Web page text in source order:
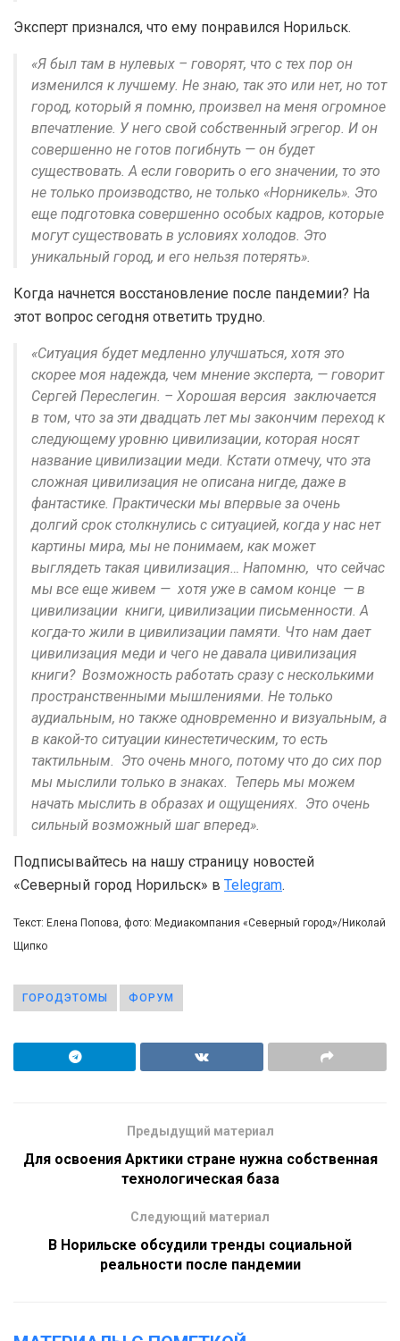
Эксперт признался, что ему понравился Норильск.
«Я был там в нулевых – говорят, что с тех пор он
изменился к лучшему. Не знаю, так это или нет, но тот
город, который я помню, произвел на меня огромное
впечатление. У него свой собственный эгрегор. И он
совершенно не готов погибнуть — он будет
существовать. А если говорить о его значении, то это
не только производство, не только «Норникель». Это
еще подготовка совершенно особых кадров, которые
могут существовать в условиях холодов. Это
уникальный город, и его нельзя потерять».
Когда начнется восстановление после пандемии? На
этот вопрос сегодня ответить трудно.
«Ситуация будет медленно улучшаться, хотя это
скорее моя надежда, чем мнение эксперта, — говорит
Сергей Переслегин. – Хорошая версия заключается
в том, что за эти двадцать лет мы закончим переход к
следующему уровню цивилизации, которая носят
название цивилизации меди. Кстати отмечу, что эта
сложная цивилизация не описана нигде, даже в
фантастике. Практически мы впервые за очень
долгий срок столкнулись с ситуацией, когда у нас нет
картины мира, мы не понимаем, как может
выглядеть такая цивилизация… Напомню, что сейчас
мы все еще живем — хотя уже в самом конце — в
цивилизации книги, цивилизации письменности. А
когда-то жили в цивилизации памяти. Что нам дает
цивилизация меди и чего не давала цивилизация
книги? Возможность работать сразу с несколькими
пространственными мышлениями. Не только
аудиальным, но также одновременно и визуальным, а
в какой-то ситуации кинестетическим, то есть
тактильным. Это очень много, потому что до сих пор
мы мыслили только в знаках. Теперь мы можем
начать мыслить в образах и ощущениях. Это очень
сильный возможный шаг вперед».
Подписывайтесь на нашу страницу новостей
«Северный город Норильск» в Telegram.
Текст: Елена Попова, фото: Медиакомпания «Северный город»/Николай
Щипко
ГОРОДЭТОМЫ ФОРУМ
Предыдущий материал
Для освоения Арктики стране нужна собственная
технологическая база
Следующий материал
В Норильске обсудили тренды социальной
реальности после пандемии